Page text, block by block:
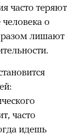
часто теряют
о
разом лишают
часто
идешь